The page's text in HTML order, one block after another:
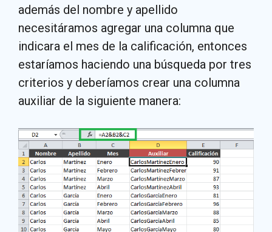
además del nombre y apellido
necesitáramos agregar una columna que
indicara el mes de la calificación, entonces
estaríamos haciendo una búsqueda por tres
criterios y deberíamos crear una columna
auxiliar de la siguiente manera: